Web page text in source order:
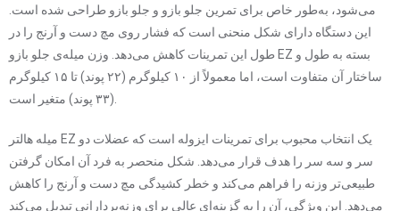
می‌شود، به‌طور خاص برای تمرین جلو بازو و جلو بازو طراحی شده است.
این دستگاه دارای شکل منحنی است که فشار روی مچ دست و آرنج را در
طول این تمرینات کاهش می‌دهد. وزن میله‌ی جلو بازو EZ بسته به طول و
ساختار آن متفاوت است، اما معمولاً از ۱۰ کیلوگرم (۲۲ پوند) تا ۱۵ کیلوگرم
میله هالتر EZ یک انتخاب محبوب برای تمرینات ایزوله است که عضلات دو
سر و سه سر را هدف قرار می‌دهد. شکل منحصر به فرد آن امکان گرفتن
طبیعی‌تر وزنه را فراهم می‌کند و خطر کشیدگی مچ دست و آرنج را کاهش
می‌دهد. این ویژگی، آن را به گزینه‌ای عالی برای وزنه‌بردارانی تبدیل می‌کند